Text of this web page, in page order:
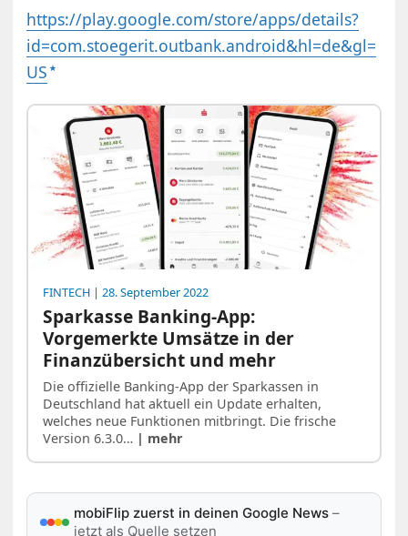
https://play.google.com/store/apps/details?
id=com.stoegerit.outbank.android&hl=de&gl=
US
FINTECH | 28. September 2022
Sparkasse Banking-App:
Vorgemerkte Umsätze in der
Finanzübersicht und mehr
Die offizielle Banking-App der Sparkassen in
Deutschland hat aktuell ein Update erhalten,
welches neue Funktionen mitbringt. Die frische
Version 6.3.0… | mehr
mobiFlip zuerst in deinen Google News –
jetzt als Quelle setzen